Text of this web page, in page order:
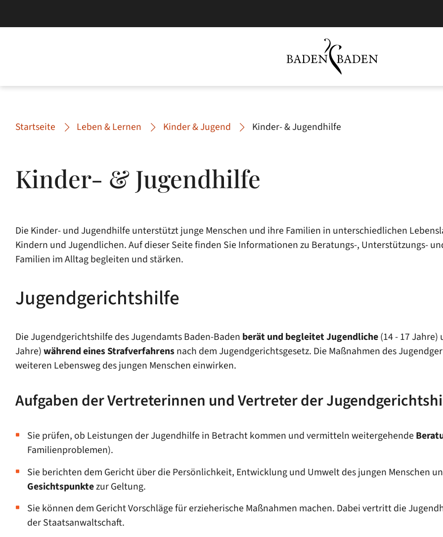
Startseite Leben & Lernen Kinder & Jugend Kinder- & Jugendhilfe
Kinder- & Jugendhilfe
Die Kinder- und Jugendhilfe unterstützt junge Menschen und ihre Familien in unterschiedlichen
Kindern und Jugendlichen. Auf dieser Seite finden Sie Informationen zu Beratungs-, Unterstützungs-
Familien im Alltag begleiten und stärken.
Jugendgerichtshilfe
Die Jugendgerichtshilfe des Jugendamts Baden-Baden berät und begleitet Jugendliche(14 - 17
Jahre)während eines Strafverfahrensnach dem Jugendgerichtsgesetz. Die Maßnahmen des
weiteren Lebensweg des jungen Menschen einwirken.
Aufgaben der Vertreterinnen und Vertreter der
Sie prüfen, ob Leistungen der Jugendhilfe in Betracht kommen und vermitteln weitergehende
Familienproblemen).
Sie berichten dem Gericht über die Persönlichkeit, Entwicklung und Umwelt des jungen Menschen
Gesichtspunktezur Geltung.
Sie können dem Gericht Vorschläge für erzieherische Maßnahmen machen. Dabei vertritt die
der Staatsanwaltschaft.